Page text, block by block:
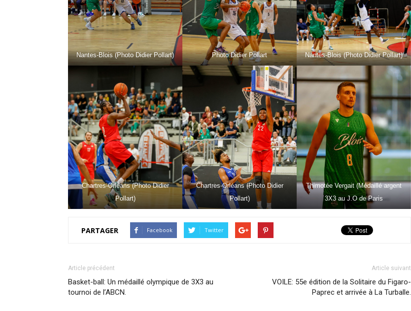
Nantes-Blois (Photo Didier Pollart) Photo Didier Pollart Nantes-Blois (Photo Didier Pollart)
Chartres-Orléans (Photo Didier
Pollart)
Chartres-Orléans (Photo Didier
Pollart)
Thimotée Vergait (Médaillé argent
3X3 au J.O de Paris
PARTAGER Facebook Twitter
Article précédent
Basket-ball: Un médaillé olympique de 3X3 au
tournoi de l’ABCN.
Article suivant
VOILE: 55e édition de la Solitaire du Figaro-
Paprec et arrivée à La Turballe.